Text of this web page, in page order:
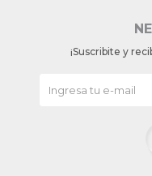
¡Suscribite y